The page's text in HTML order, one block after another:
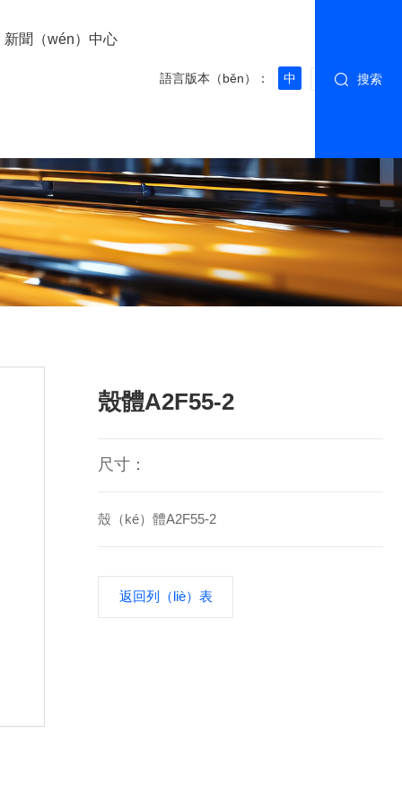
新聞（wén）中心
語言版本（běn）： 中 搜索
殼體A2F55-2
尺寸：
殼（ké）體A2F55-2
返回列（liè）表